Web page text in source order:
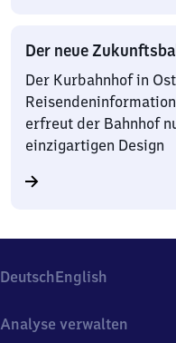
Der neue
Der Kurbahnhof in
erfreut der Bahnhof
einzigartigen Design
DeutschEnglish
Analyse verwalten